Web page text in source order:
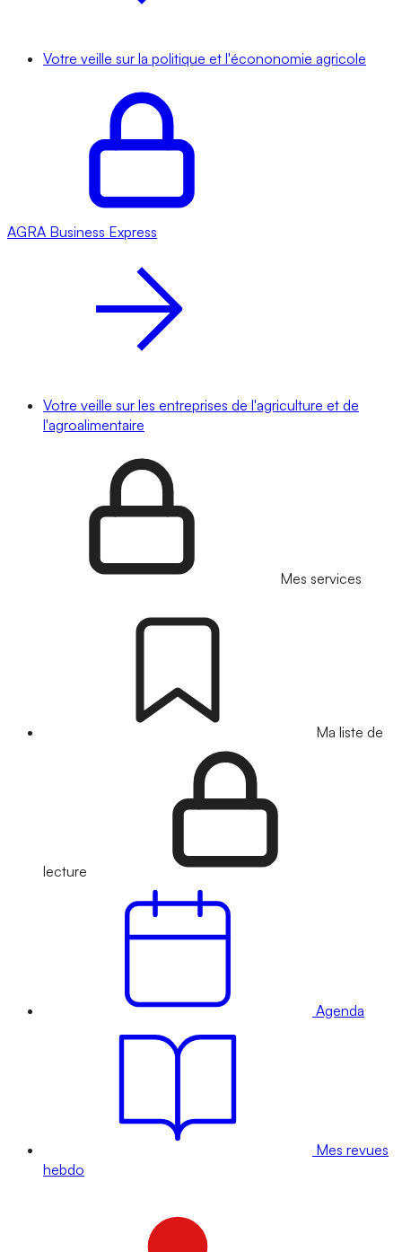
Votre veille sur la politique et l'écononomie agricole
AGRA Business Express
Votre veille sur les entreprises de l'agriculture et de
l'agroalimentaire
Mes services
Ma liste de
lecture
Agenda
Mes revues
hebdo